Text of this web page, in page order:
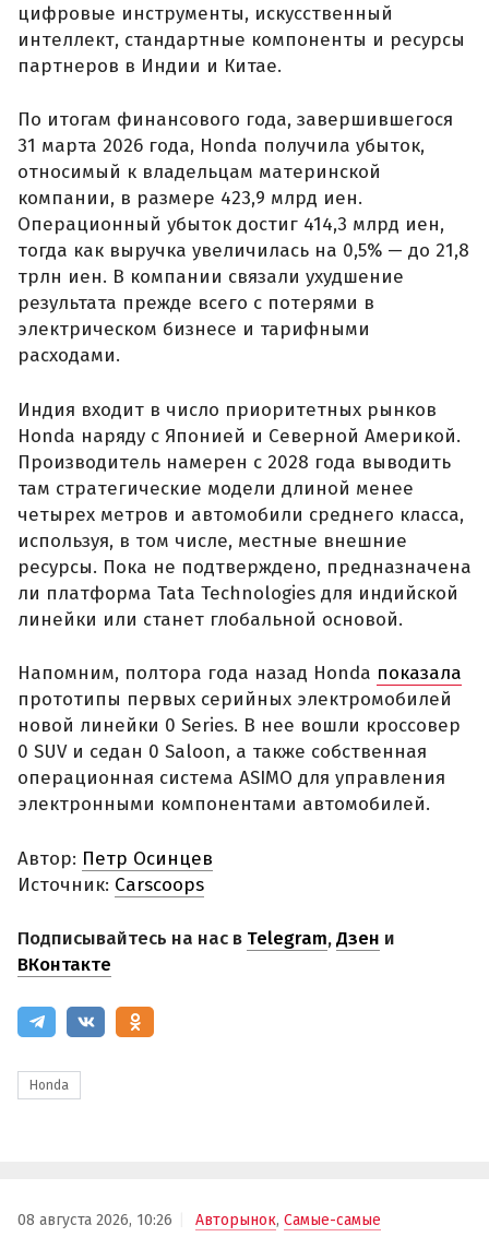
цифровые инструменты, искусственный
интеллект, стандартные компоненты и ресурсы
партнеров в Индии и Китае.
По итогам финансового года, завершившегося
31 марта 2026 года, Honda получила убыток,
относимый к владельцам материнской
компании, в размере 423,9 млрд иен.
Операционный убыток достиг 414,3 млрд иен,
тогда как выручка увеличилась на 0,5% — до 21,8
трлн иен. В компании связали ухудшение
результата прежде всего с потерями в
электрическом бизнесе и тарифными
расходами.
Индия входит в число приоритетных рынков
Honda наряду с Японией и Северной Америкой.
Производитель намерен с 2028 года выводить
там стратегические модели длиной менее
четырех метров и автомобили среднего класса,
используя, в том числе, местные внешние
ресурсы. Пока не подтверждено, предназначена
ли платформа Tata Technologies для индийской
линейки или станет глобальной основой.
Напомним, полтора года назад Honda показала
прототипы первых серийных электромобилей
новой линейки 0 Series. В нее вошли кроссовер
0 SUV и седан 0 Saloon, а также собственная
операционная система ASIMO для управления
электронными компонентами автомобилей.
Автор: Петр Осинцев
Источник: Carscoops
Подписывайтесь на нас в Telegram,Дзен и
ВКонтакте
Honda
08 августа 2026, 10:26 Авторынок, Самые-самые